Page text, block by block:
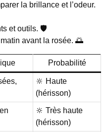
la brillance et l’odeur.
et outils. 🛡️
avant la rosée. 🌅
Probabilité
🔆 Haute
(hérisson)
🔆 Très haute
(hérisson)